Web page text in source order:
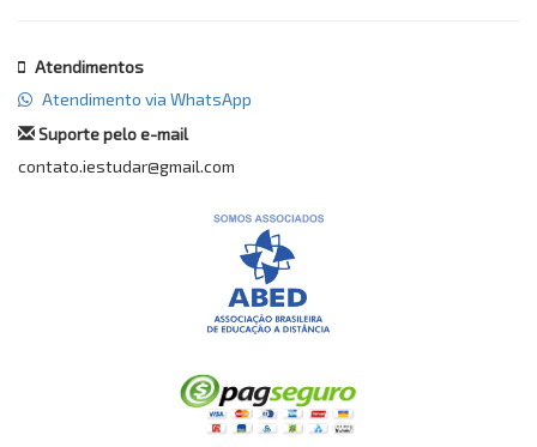
Atendimentos
Atendimento via WhatsApp
Suporte pelo e-mail
contato.iestudar@gmail.com